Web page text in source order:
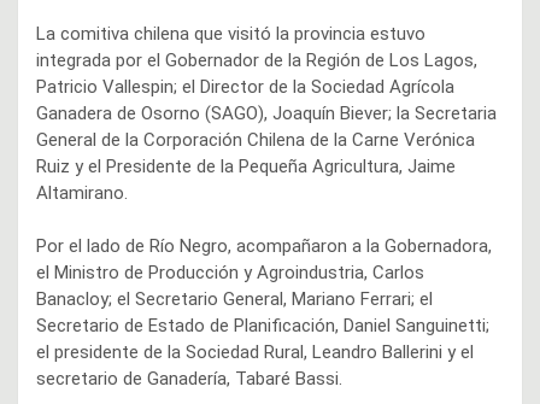
La comitiva chilena que visitó la provincia estuvo
integrada por el Gobernador de la Región de Los Lagos,
Patricio Vallespin; el Director de la Sociedad Agrícola
Ganadera de Osorno (SAGO), Joaquín Biever; la Secretaria
General de la Corporación Chilena de la Carne Verónica
Ruiz y el Presidente de la Pequeña Agricultura, Jaime
Altamirano.
Por el lado de Río Negro, acompañaron a la Gobernadora,
el Ministro de Producción y Agroindustria, Carlos
Banacloy; el Secretario General, Mariano Ferrari; el
Secretario de Estado de Planificación, Daniel Sanguinetti;
el presidente de la Sociedad Rural, Leandro Ballerini y el
secretario de Ganadería, Tabaré Bassi.